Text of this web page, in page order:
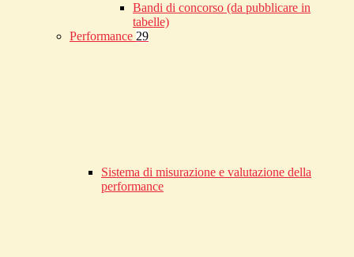
Bandi di concorso (da pubblicare in
tabelle)
Performance 29
Sistema di misurazione e valutazione della
performance